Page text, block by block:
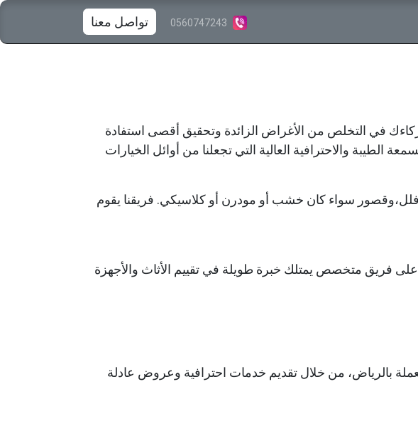
0560747243 تواصل معنا
في التخلص من الأغراض الزائدة وتحقيق أقصى استفادة
والاحترافية العالية التي تجعلنا من أوائل الخيارات
سواء كان خشب أو مودرن أو كلاسيكي. فريقنا يقوم
على فريق متخصص يمتلك خبرة طويلة في تقييم الأثاث والأجهزة
بالرياض، من خلال تقديم خدمات احترافية وعروض عادلة